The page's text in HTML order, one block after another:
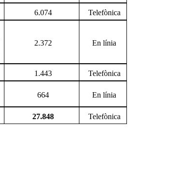
6.074 Telefònica
2.372 En línia
1.443 Telefònica
664 En línia
27.848 Telefònica